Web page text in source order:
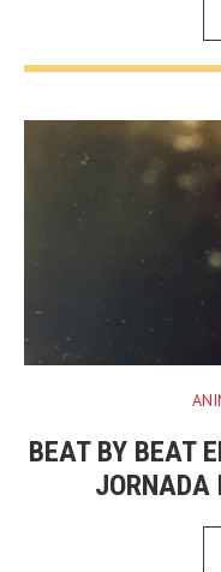
BEAT BY BEAT
JORNADA